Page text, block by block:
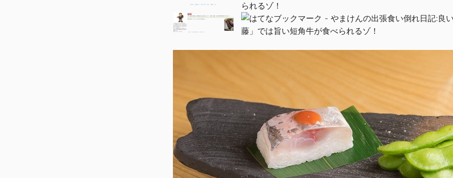
られるゾ！